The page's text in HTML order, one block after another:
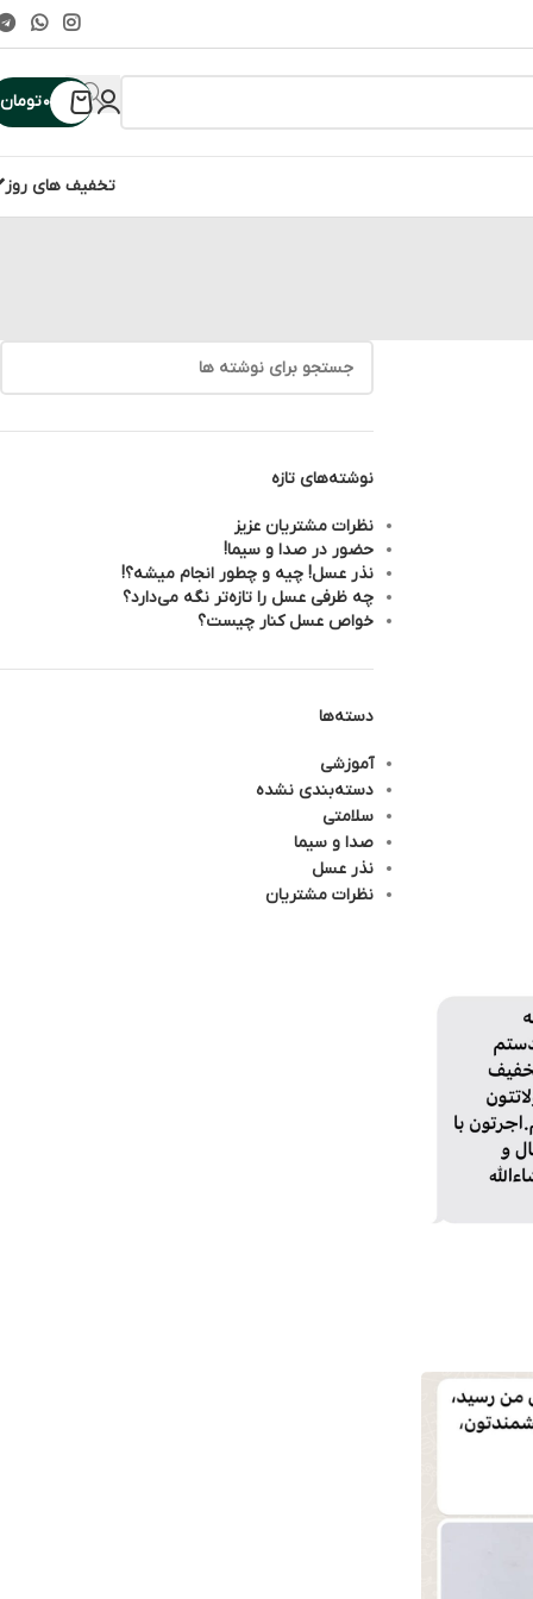
۰تومان
تخفیف های روز
نوشته‌های تازه
نظرات مشتریان عزیز
حضور در صدا و سیما!
نذر عسل! چیه و چطور انجام میشه؟!
چه ظرفی عسل را تازه‌تر نگه می‌دارد؟
خواص عسل کنار چیست؟
دسته‌ها
آموزشی
دسته‌بندی نشده
سلامتی
صدا و سیما
نذر عسل
نظرات مشتریان